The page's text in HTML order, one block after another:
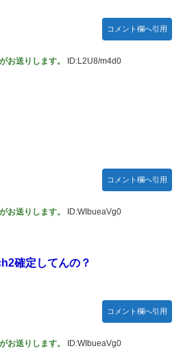
コメント欄へ引用
お送りします。 ID:L2U8/m4d0
コメント欄へ引用
お送りします。 ID:WIbueaVg0
確定してんの？
コメント欄へ引用
お送りします。 ID:WIbueaVg0